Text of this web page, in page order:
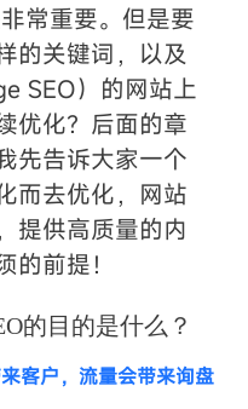
常重要。但是要
的关键词，以及
SEO）的网站上
优化？后面的章
先告诉大家一个
而去优化，网站
提供高质量的内
前提！
的目的是什么？
客户，流量会带来询盘